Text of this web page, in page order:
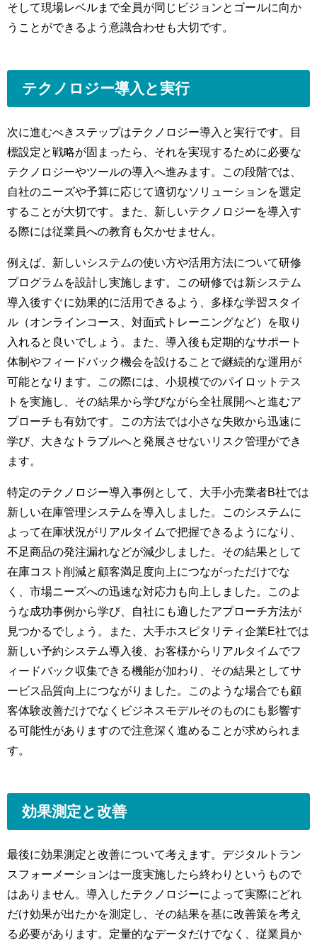
そして現場レベルまで全員が同じビジョンとゴールに向か
うことができるよう意識合わせも大切です。
テクノロジー導入と実行
次に進むべきステップはテクノロジー導入と実行です。目
標設定と戦略が固まったら、それを実現するために必要な
テクノロジーやツールの導入へ進みます。この段階では、
自社のニーズや予算に応じて適切なソリューションを選定
することが大切です。また、新しいテクノロジーを導入す
る際には従業員への教育も欠かせません。
例えば、新しいシステムの使い方や活用方法について研修
プログラムを設計し実施します。この研修では新システム
導入後すぐに効果的に活用できるよう、多様な学習スタイ
ル（オンラインコース、対面式トレーニングなど）を取り
入れると良いでしょう。また、導入後も定期的なサポート
体制やフィードバック機会を設けることで継続的な運用が
可能となります。この際には、小規模でのパイロットテス
トを実施し、その結果から学びながら全社展開へと進むア
プローチも有効です。この方法では小さな失敗から迅速に
学び、大きなトラブルへと発展させないリスク管理ができ
ます。
特定のテクノロジー導入事例として、大手小売業者B社では
新しい在庫管理システムを導入しました。このシステムに
よって在庫状況がリアルタイムで把握できるようになり、
不足商品の発注漏れなどが減少しました。その結果として
在庫コスト削減と顧客満足度向上につながっただけでな
く、市場ニーズへの迅速な対応力も向上しました。このよ
うな成功事例から学び、自社にも適したアプローチ方法が
見つかるでしょう。また、大手ホスピタリティ企業E社では
新しい予約システム導入後、お客様からリアルタイムでフ
ィードバック収集できる機能が加わり、その結果としてサ
ービス品質向上につながりました。このような場合でも顧
客体験改善だけでなくビジネスモデルそのものにも影響す
る可能性がありますので注意深く進めることが求められま
す。
効果測定と改善
最後に効果測定と改善について考えます。デジタルトラン
スフォーメーションは一度実施したら終わりというもので
はありません。導入したテクノロジーによって実際にどれ
だけ効果が出たかを測定し、その結果を基に改善策を考え
る必要があります。定量的なデータだけでなく、従業員か